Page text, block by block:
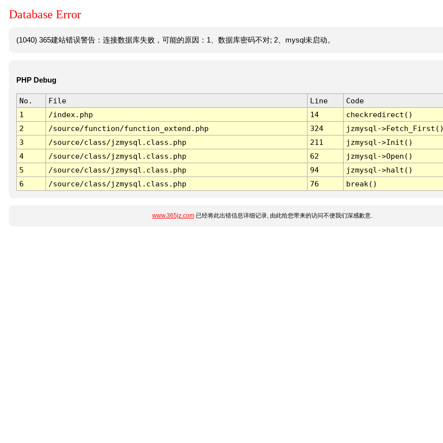
Database Error
(1040) 365建站错误警告：连接数据库失败，可能的原因：1、数据库密码不对; 2、mysql未启动。
PHP Debug
No. File Line
Code
1
/index.php 14
checkredirect()
2
/source/function/function_extend.php 324
jzmysql-
3
/source/class/jzmysql.class.php 211
jzmysql->Init()
4
/source/class/jzmysql.class.php 62
jzmysql->Open()
5
/source/class/jzmysql.class.php 94
jzmysql->halt()
6
/source/class/jzmysql.class.php 76 break()
www.365jz.com已经将此出错信息详细记录, 由此给您带来的访问不便我们深感歉意.